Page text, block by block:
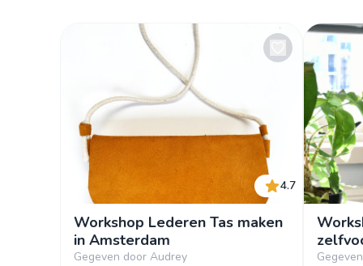
4.7
Workshop Lederen Tas maken
in Amsterdam
Gegeven door Audrey